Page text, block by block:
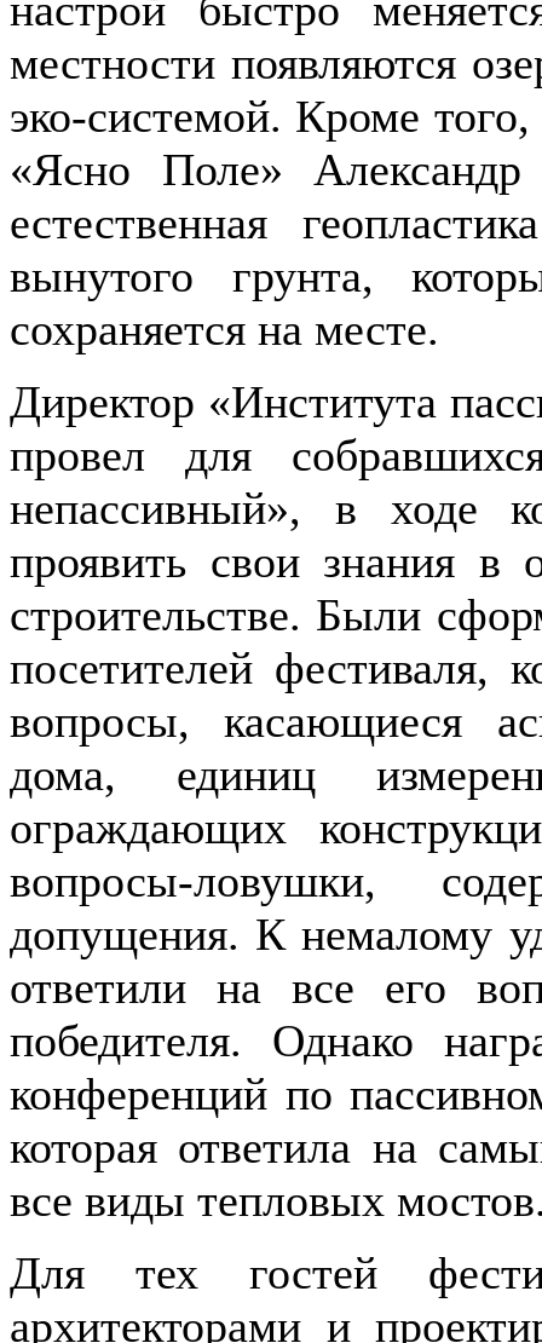
местности появляются
эко-системой. Кроме
«Ясно Поле» Александр
естественная
вынутого грунта,
сохраняется на месте.
Директор «Института
провел для
непассивный», в ходе
проявить свои знания в
строительстве. Были
посетителей фестиваля,
вопросы, касающиеся
дома, единиц
ограждающих
вопросы-ловушки,
допущения. К немалому
ответили на все его
победителя. Однако
конференций по
которая ответила на
все виды тепловых
Для тех гостей
архитекторами и